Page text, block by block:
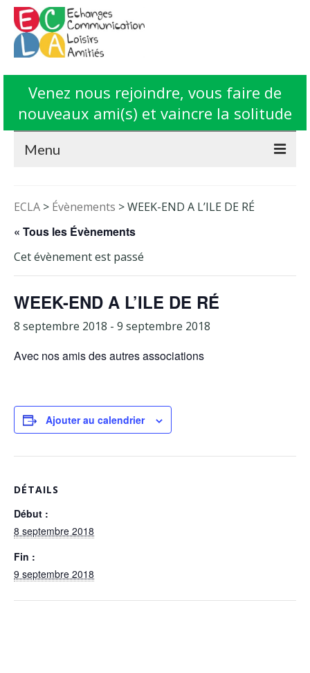
Venez nous rejoindre, vous faire de
nouveaux ami(s) et vaincre la solitude
Menu
L’Association ECLA
Contact
Facebook
Adhérents
ECLA > Évènements >WEEK-END A L’ILE DE RÉ
« Tous les Évènements
Cet évènement est passé
WEEK-END A L’ILE DE RÉ
8 septembre 2018 - 9 septembre 2018
Avec nos amis des autres associations
Ajouter au calendrier
DÉTAILS
Début :
8 septembre 2018
Fin :
9 septembre 2018